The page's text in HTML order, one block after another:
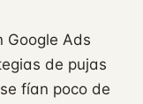
Google Ads
de pujas
fían poco de